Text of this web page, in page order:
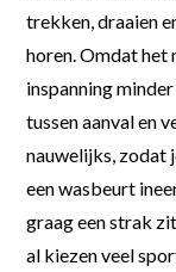
trekken, draaien
horen. Omdat het
inspanning
tussen aanval en
nauwelijks, zodat
een wasbeurt
graag een strak
al kiezen veel